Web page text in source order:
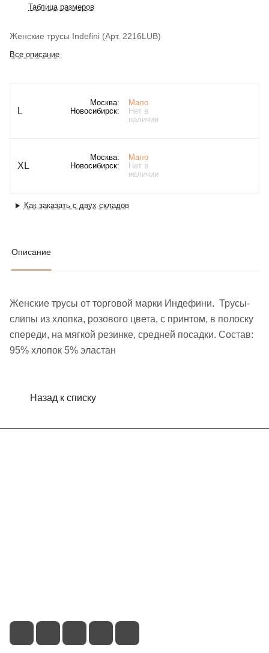
Таблица размеров
Женские трусы Indefini (Арт. 2216LUB)
Все описание
L
Москва:
Мало
Новосибирск:
Нет в
наличии
XL
Москва:
Мало
Новосибирск:
Нет в
наличии
Как заказать с двух складов
Описание
Женские трусы от торговой марки Индефини. Трусы-
слипы из хлопка, розового цвета, с принтом, в полоску
спереди, на мягкой резинке, средней посадки. Состав:
95% хлопок 5% эластан
Назад к списку